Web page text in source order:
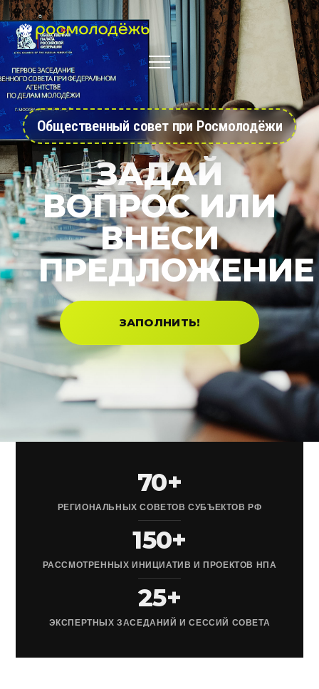
Общественный совет при Росмолодёжи
ЗАДАЙ
ВОПРОС ИЛИ
ВНЕСИ
ПРЕДЛОЖЕНИЕ
ЗАПОЛНИТЬ!
70+
РЕГИОНАЛЬНЫХ СОВЕТОВ СУБЪЕКТОВ РФ
150+
РАССМОТРЕННЫХ ИНИЦИАТИВ И ПРОЕКТОВ НПА
25+
ЭКСПЕРТНЫХ ЗАСЕДАНИЙ И СЕССИЙ СОВЕТА